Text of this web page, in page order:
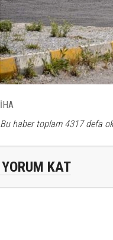
İHA
Bu haber toplam 4317 defa
YORUM KAT